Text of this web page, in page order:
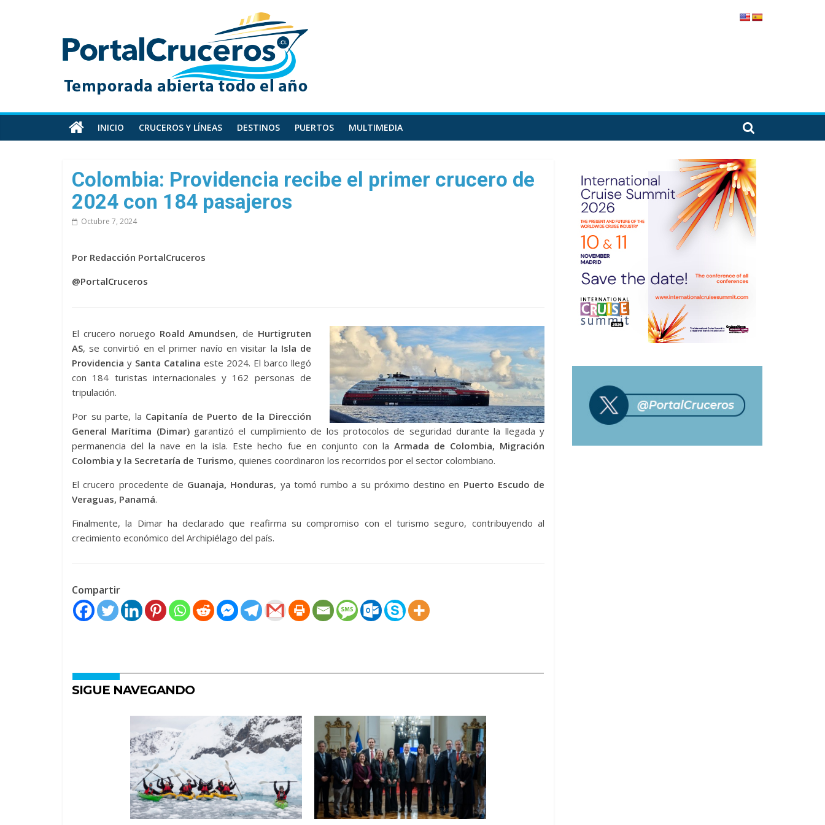
PortalCruceros
Toda
información
cruceros
en
un
sitio
INICIO CRUCEROS Y LÍNEAS DESTINOS PUERTOS MULTIMEDIA
Colombia: Providencia recibe el primer crucero de
2024 con 184 pasajeros
Octubre 7, 2024
Por Redacción PortalCruceros
@PortalCruceros
El crucero noruego Roald Amundsen, de Hurtigruten
AS, se convirtió en el primer navío en visitar la Isla de
Providencia y Santa Catalina este 2024. El barco llegó
con 184 turistas internacionales y 162 personas de
tripulación.
Por su parte, la Capitanía de Puerto de la Dirección
General Marítima (Dimar) garantizó el cumplimiento de los protocolos de seguridad durante la llegada y
permanencia del la nave en la isla. Este hecho fue en conjunto con la Armada de Colombia, Migración
Colombia y la Secretaría de Turismo, quienes coordinaron los recorridos por el sector colombiano.
El crucero procedente de Guanaja, Honduras, ya tomó rumbo a su próximo destino en Puerto Escudo de
Veraguas, Panamá.
Finalmente, la Dimar ha declarado que reafirma su compromiso con el turismo seguro, contribuyendo al
crecimiento económico del Archipiélago del país.
Compartir
SIGUE NAVEGANDO